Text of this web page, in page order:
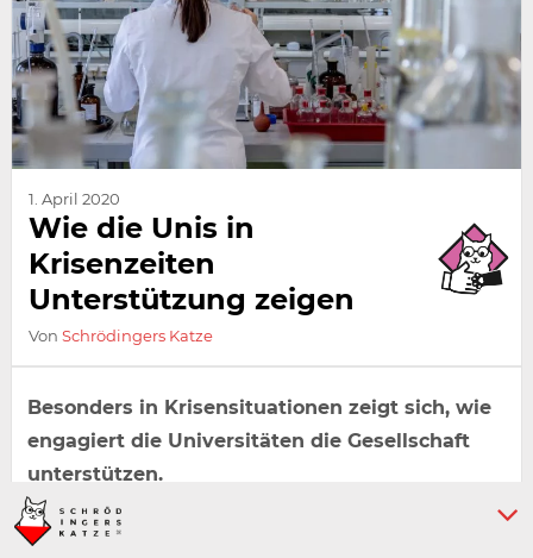
1. April 2020
Wie die Unis in
Krisenzeiten
Unterstützung zeigen
Von Schrödingers Katze
Besonders in Krisensituationen zeigt sich, wie
engagiert die Universitäten die Gesellschaft
unterstützen.
Forschung und Bildung sind wertvolle Güter, die